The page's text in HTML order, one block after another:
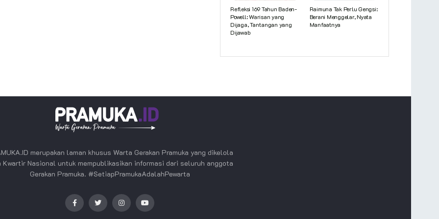
Refleksi 169 Tahun Baden-
Powell: Warisan yang
Dijaga, Tantangan yang
Dijawab
Raimuna Tak Perlu Gengsi:
Berani Menggelar, Nyata
Manfaatnya
merupakan laman khusus Warta Gerakan Pramuka yang dikelola
Kwartir Nasional untuk mempublikasikan informasi dari seluruh anggota
Gerakan Pramuka. #SetiapPramukaAdalahPewarta